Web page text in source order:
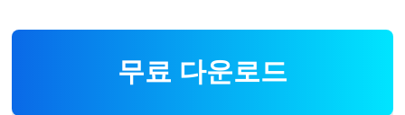
무료 다운로드